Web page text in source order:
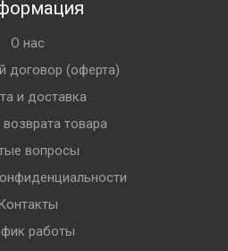
О нас
договор (оферта)
и доставка
товара
вопросы
работы